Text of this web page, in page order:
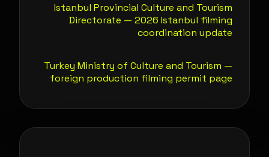
Istanbul Provincial Culture and Tourism
Directorate — 2026 Istanbul filming
coordination update
Turkey Ministry of Culture and Tourism —
foreign production filming permit page